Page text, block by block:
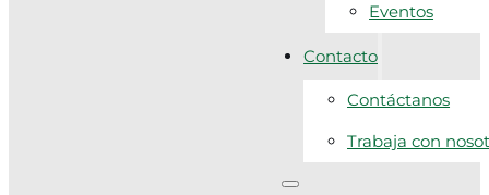
Eventos
Contacto
Contáctanos
Trabaja con